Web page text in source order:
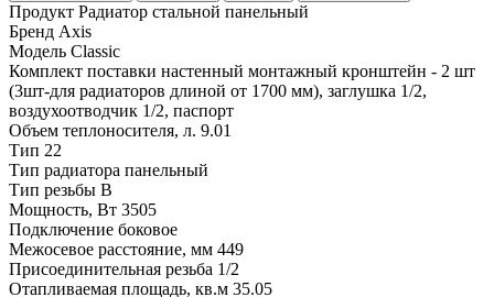
Продукт Радиатор стальной панельный
Бренд Axis
Модель Classic
Комплект поставки настенный монтажный кронштейн - 2 шт
(3шт-для радиаторов длиной от 1700 мм), заглушка 1/2,
воздухоотводчик 1/2, паспорт
Объем теплоносителя, л. 9.01
Тип 22
Тип радиатора панельный
Тип резьбы В
Мощность, Вт 3505
Подключение боковое
Межосевое расстояние, мм 449
Присоединительная резьба 1/2
Отапливаемая площадь, кв.м 35.05